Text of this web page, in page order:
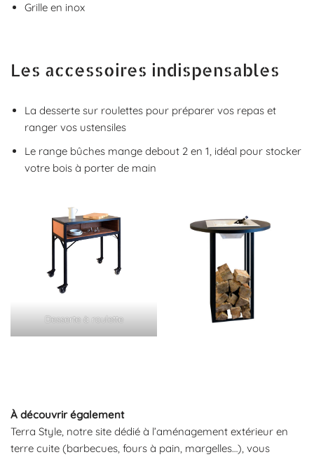
Grille en inox
Les accessoires indispensables
La desserte sur roulettes pour préparer vos repas et
ranger vos ustensiles
Le range bûches mange debout 2 en 1, idéal pour stocker
votre bois à porter de main
Desserte à roulette
À découvrir également
Terra Style, notre site dédié à l’aménagement extérieur en
terre cuite (barbecues, fours à pain, margelles…), vous